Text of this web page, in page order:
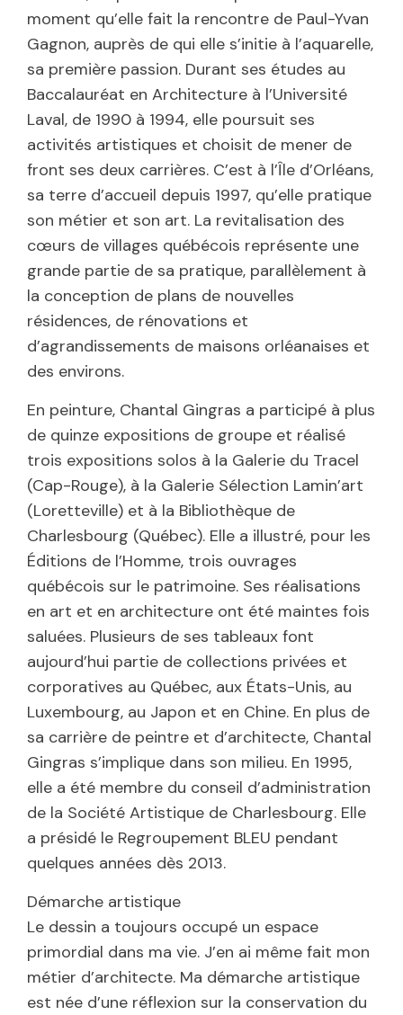
moment qu’elle fait la rencontre de Paul-Yvan
Gagnon, auprès de qui elle s’initie à l’aquarelle,
sa première passion. Durant ses études au
Baccalauréat en Architecture à l’Université
Laval, de 1990 à 1994, elle poursuit ses
activités artistiques et choisit de mener de
front ses deux carrières. C’est à l’Île d’Orléans,
sa terre d’accueil depuis 1997, qu’elle pratique
son métier et son art. La revitalisation des
cœurs de villages québécois représente une
grande partie de sa pratique, parallèlement à
la conception de plans de nouvelles
résidences, de rénovations et
d’agrandissements de maisons orléanaises et
des environs.
En peinture, Chantal Gingras a participé à plus
de quinze expositions de groupe et réalisé
trois expositions solos à la Galerie du Tracel
(Cap-Rouge), à la Galerie Sélection Lamin’art
(Loretteville) et à la Bibliothèque de
Charlesbourg (Québec). Elle a illustré, pour les
Éditions de l’Homme, trois ouvrages
québécois sur le patrimoine. Ses réalisations
en art et en architecture ont été maintes fois
saluées. Plusieurs de ses tableaux font
aujourd’hui partie de collections privées et
corporatives au Québec, aux États-Unis, au
Luxembourg, au Japon et en Chine. En plus de
sa carrière de peintre et d’architecte, Chantal
Gingras s’implique dans son milieu. En 1995,
elle a été membre du conseil d’administration
de la Société Artistique de Charlesbourg. Elle
a présidé le Regroupement BLEU pendant
quelques années dès 2013.
Démarche artistique
Le dessin a toujours occupé un espace
primordial dans ma vie. J’en ai même fait mon
métier d’architecte. Ma démarche artistique
est née d’une réflexion sur la conservation du